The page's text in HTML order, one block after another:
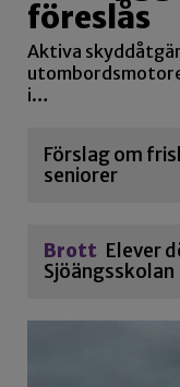
föreslås
Aktiva
i…
Förslag om
seniorer
Brott Elever
Sjöängsskolan